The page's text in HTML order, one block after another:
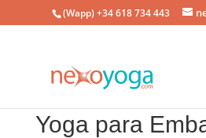
(Wapp) +34 618 734 443
Yoga para